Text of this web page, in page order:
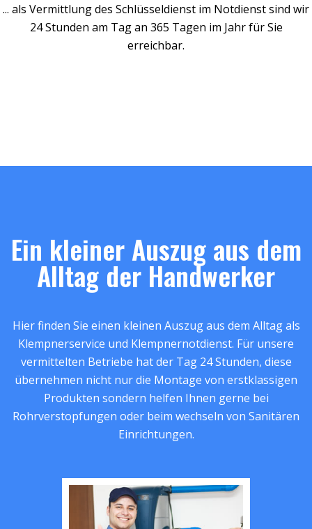
... als Vermittlung des Schlüsseldienst im Notdienst sind wir
24 Stunden am Tag an 365 Tagen im Jahr für Sie
erreichbar.
Ein kleiner Auszug aus dem
Alltag der Handwerker
Hier finden Sie einen kleinen Auszug aus dem Alltag als
Klempnerservice und Klempnernotdienst. Für unsere
vermittelten Betriebe hat der Tag 24 Stunden, diese
übernehmen nicht nur die Montage von erstklassigen
Produkten sondern helfen Ihnen gerne bei
Rohrverstopfungen oder beim wechseln von Sanitären
Einrichtungen.